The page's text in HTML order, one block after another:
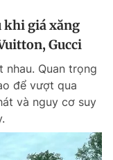
khi giá xăng
Gucci
nhau. Quan trọng
để vượt qua
và nguy cơ suy